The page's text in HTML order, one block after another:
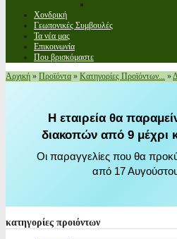
Χονδρική
Γεωπονικές Συμβουλές
Τα νέα μας
Επικοινωνία
Που βρισκόμαστε
Αρχική » Προϊόντα » Κατηγορίες Προϊόντων... »
Η εταιρεία θα
διακοπών από 9 μέχρι
Οι παραγγελίες που θα
από 17
κατηγορίες προιόντων